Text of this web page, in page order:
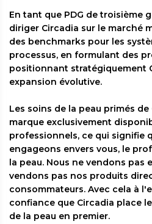
En tant que PDG de troisième
diriger Circadia sur le marché
des benchmarks pour les
processus, en formulant des
positionnant stratégiquement
expansion évolutive.
Les soins de la peau primés
marque exclusivement
professionnels, ce qui signifie
engageons envers vous, le
la peau. Nous ne vendons pas
vendons pas nos produits
consommateurs. Avec cela à
confiance que Circadia place
de la peau en premier.